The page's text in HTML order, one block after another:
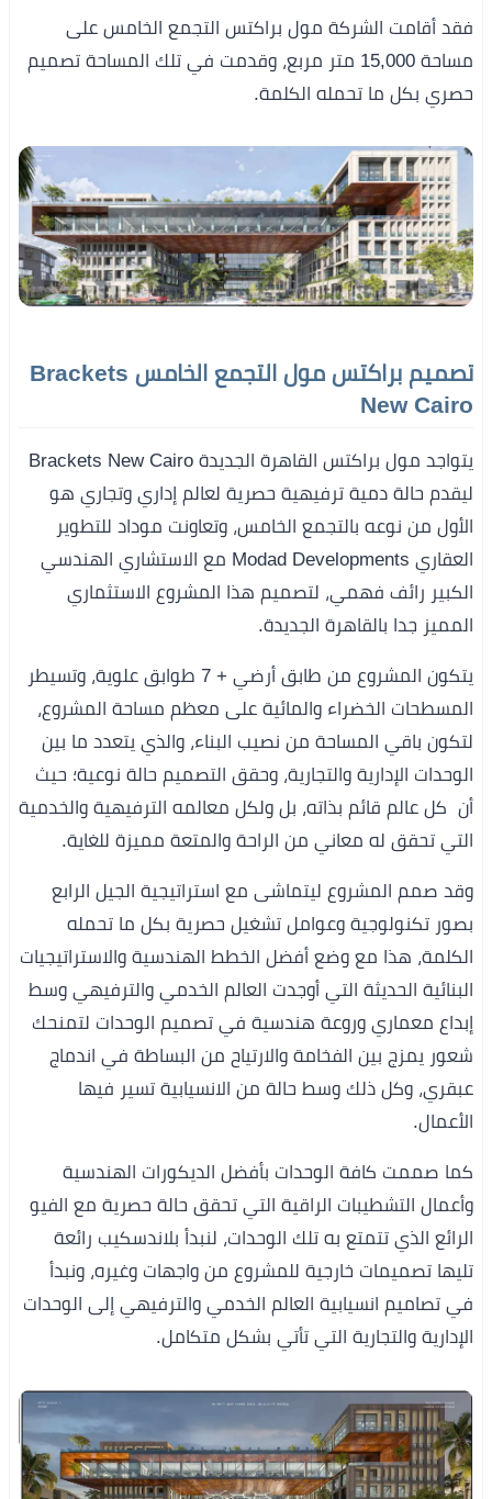
فقد أقامت الشركة مول براكتس التجمع الخامس على
مساحة 15,000 متر مربع، وقدمت في تلك المساحة تصميم
حصري بكل ما تحمله الكلمة.
تصميم براكتس مول التجمع الخامس Brackets
New Cairo
يتواجد مول براكتس القاهرة الجديدة Brackets New Cairo
ليقدم حالة دمية ترفيهية حصرية لعالم إداري وتجاري هو
الأول من نوعه بالتجمع الخامس، وتعاونت موداد للتطوير
العقاري Modad Developments مع الاستشاري الهندسي
الكبير رائف فهمي، لتصميم هذا المشروع الاستثماري
المميز جدا بالقاهرة الجديدة.
يتكون المشروع من طابق أرضي + 7 طوابق علوية، وتسيطر
المسطحات الخضراء والمائية على معظم مساحة المشروع،
لتكون باقي المساحة من نصيب البناء، والذي يتعدد ما بين
الوحدات الإدارية والتجارية، وحقق التصميم حالة نوعية؛ حيث
أن كل عالم قائم بذاته، بل ولكل معالمه الترفيهية والخدمية
التي تحقق له معاني من الراحة والمتعة مميزة للغاية.
وقد صمم المشروع ليتماشى مع استراتيجية الجيل الرابع
بصور تكنولوجية وعوامل تشغيل حصرية بكل ما تحمله
الكلمة، هذا مع وضع أفضل الخطط الهندسية والاستراتيجيات
البنائية الحديثة التي أوجدت العالم الخدمي والترفيهي وسط
إبداع معماري وروعة هندسية في تصميم الوحدات لتمنحك
شعور يمزج بين الفخامة والارتياح من البساطة في اندماج
عبقري، وكل ذلك وسط حالة من الانسيابية تسير فيها
الأعمال.
كما صممت كافة الوحدات بأفضل الديكورات الهندسية
وأعمال التشطيبات الراقية التي تحقق حالة حصرية مع الفيو
الرائع الذي تتمتع به تلك الوحدات، لنبدأ بلاندسكيب رائعة
تليها تصميمات خارجية للمشروع من واجهات وغيره، ونبدأ
في تصاميم انسيابية العالم الخدمي والترفيهي إلى الوحدات
الإدارية والتجارية التي تأتي بشكل متكامل.